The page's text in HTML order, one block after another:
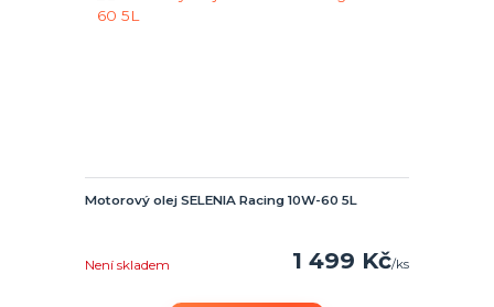
Motorový olej SELENIA Racing 10W-60 5L
1 499 Kč/ks
Není skladem